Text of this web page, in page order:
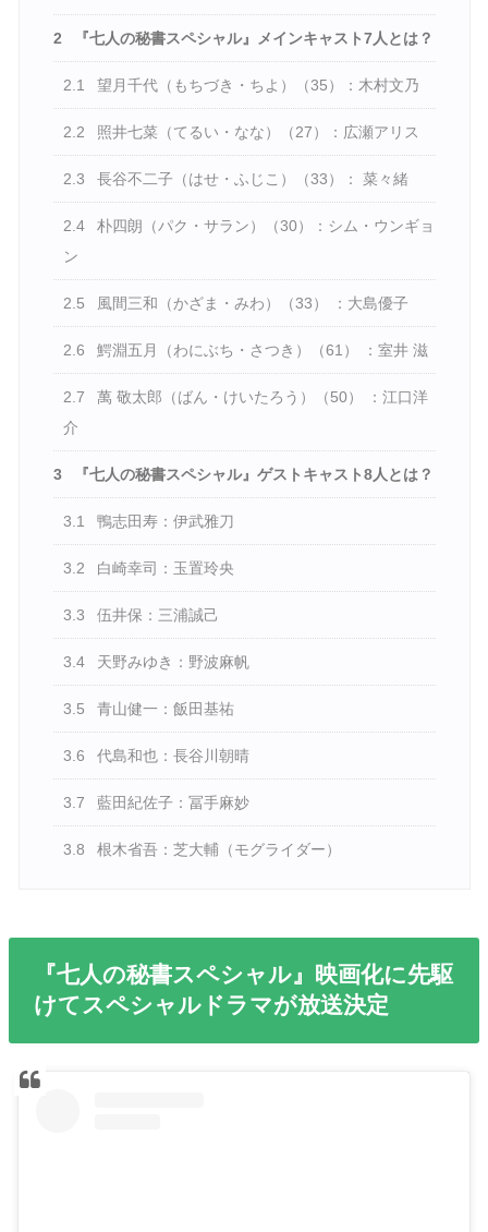
2 『七人の秘書スペシャル』メインキャスト7人とは？
2.1 望月千代（もちづき・ちよ）（35）：木村文乃
2.2 照井七菜（てるい・なな）（27）：広瀬アリス
2.3 長谷不二子（はせ・ふじこ）（33）： 菜々緒
2.4
朴四朗（パク・サラン）（30）：シム・ウンギョ
ン
2.5 風間三和（かざま・みわ）（33） ：大島優子
2.6 鰐淵五月（わにぶち・さつき）（61） ：室井 滋
2.7
萬 敬太郎（ばん・けいたろう）（50） ：江口洋
介
3 『七人の秘書スペシャル』ゲストキャスト8人とは？
3.1 鴨志田寿：伊武雅刀
3.2 白崎幸司：玉置玲央
3.3 伍井保：三浦誠己
3.4 天野みゆき：野波麻帆
3.5 青山健一：飯田基祐
3.6 代島和也：長谷川朝晴
3.7 藍田紀佐子：冨手麻妙
3.8 根木省吾：芝大輔（モグライダー）
『七人の秘書スペシャル』映画化に先駆
けてスペシャルドラマが放送決定